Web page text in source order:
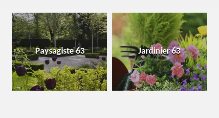
Paysagiste 63 Jardinier 63